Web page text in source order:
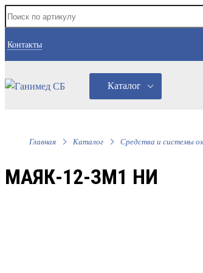
Контакты
Каталог
Главная Каталог Средства и системы
МАЯК-12-ЗМ1 НИ